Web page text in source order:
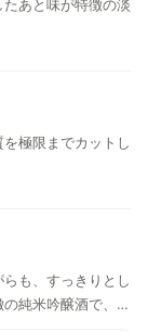
あと味が特徴の淡
極限までカットし
も、すっきりとし
純米吟醸酒で、口